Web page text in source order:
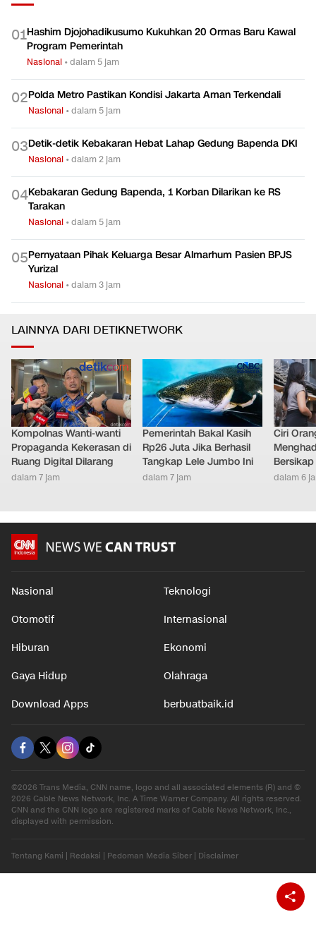
01Hashim Djojohadikusumo Kukuhkan 20 Ormas Baru Kawal
Program Pemerintah
Nasional •dalam 5 jam
02Polda Metro Pastikan Kondisi Jakarta Aman Terkendali
Nasional •dalam 5 jam
03Detik-detik Kebakaran Hebat Lahap Gedung Bapenda DKI
Nasional •dalam 2 jam
04Kebakaran Gedung Bapenda, 1 Korban Dilarikan ke RS
Tarakan
Nasional •dalam 5 jam
05Pernyataan Pihak Keluarga Besar Almarhum Pasien BPJS
Yurizal
Nasional •dalam 3 jam
LAINNYA DARI DETIKNETWORK
Kompolnas Wanti-wanti
Propaganda Kekerasan di
Ruang Digital Dilarang
dalam 7 jam
Pemerintah Bakal Kasih
Rp26 Juta Jika Berhasil
Tangkap Lele Jumbo Ini
dalam 7 jam
Ciri
dalam 6
Nasional Teknologi
Otomotif Internasional
Hiburan Ekonomi
Gaya Hidup Olahraga
Download Apps berbuatbaik.id
©2026 Trans Media, CNN name, logo and all associated elements (R) and ©
2026 Cable News Network, Inc. A Time Warner Company. All rights reserved.
CNN and the CNN logo are registered marks of Cable News Network, Inc.,
displayed with permission.
Tentang Kami | Redaksi | Pedoman Media Siber | Disclaimer